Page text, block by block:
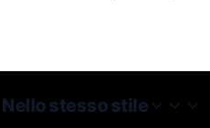
Nello stesso stile